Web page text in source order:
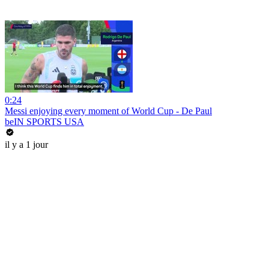
0:24
Messi enjoying every moment of World Cup - De Paul
beIN SPORTS USA
il y a 1 jour